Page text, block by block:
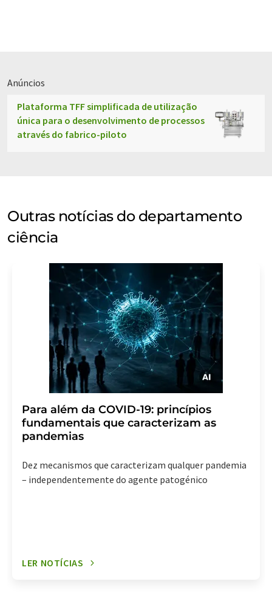
Anúncios
Plataforma TFF simplificada de utilização
única para o desenvolvimento de processos
através do fabrico-piloto
Outras notícias do departamento
ciência
Para além da COVID-19: princípios
fundamentais que caracterizam as
pandemias
Dez mecanismos que caracterizam qualquer pandemia
– independentemente do agente patogénico
LER NOTÍCIAS